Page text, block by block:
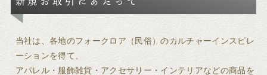
当社は、各地のフォークロア（民俗）のカルチャーインスピレ
ーションを得て、
アパレル・服飾雑貨・アクセサリー・インテリアなどの商品を